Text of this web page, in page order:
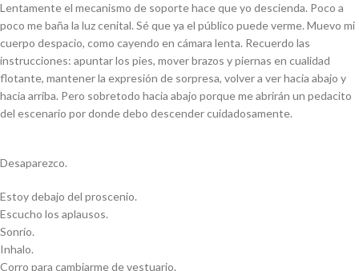
Lentamente el mecanismo de soporte hace que yo descienda. Poco a
poco me baña la luz cenital. Sé que ya el público puede verme. Muevo mi
cuerpo despacio, como cayendo en cámara lenta. Recuerdo las
instrucciones: apuntar los pies, mover brazos y piernas en cualidad
flotante, mantener la expresión de sorpresa, volver a ver hacia abajo y
hacia arriba. Pero sobretodo hacia abajo porque me abrirán un pedacito
del escenario por donde debo descender cuidadosamente.
Desaparezco.
Estoy debajo del proscenio.
Escucho los aplausos.
Sonrío.
Inhalo.
Corro para cambiarme de vestuario.